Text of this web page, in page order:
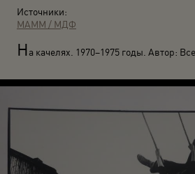
Источники:
МАММ / МДФ
На качелях. 1970–1975 годы. Автор: